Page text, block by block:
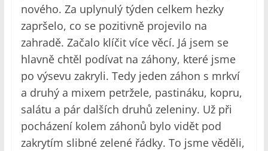
nového. Za uplynulý týden celkem hezky
zapršelo, co se pozitivně projevilo na
zahradě. Začalo klíčit více věcí. Já jsem se
hlavně chtěl podívat na záhony, které jsme
po výsevu zakryli. Tedy jeden záhon s mrkví
a druhý a mixem petržele, pastináku, kopru,
salátu a pár dalších druhů zeleniny. Už při
pocházení kolem záhonů bylo vidět pod
zakrytím slibné zelené řádky. To jsme věděli,